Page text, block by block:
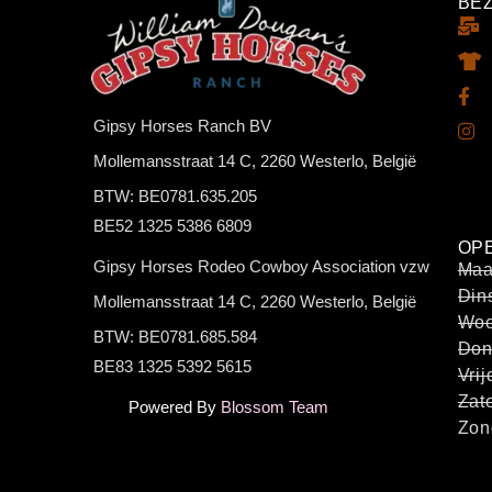
Gipsy Horses Ranch BV
Mollemansstraat 14 C, 2260 Westerlo, België
BTW: BE0781.635.205
BE52 1325 5386 6809
Gipsy Horses Rodeo Cowboy Association vzw
Mollemansstraat 14 C, 2260 Westerlo, België
BTW: BE0781.685.584
BE83 1325 5392 5615
Powered By Blossom Team